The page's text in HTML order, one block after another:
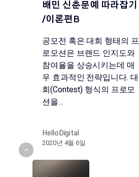
배민 신춘문예 따라잡기
/이론편B
공모전 혹은 대회 형태의 프
로모션은 브랜드 인지도와
참여율을 상승시키는데 매
우 효과적인 전략입니다. 대
회(Contest) 형식의 프로모
션을…
HelloDigital
2020년 4월 6일